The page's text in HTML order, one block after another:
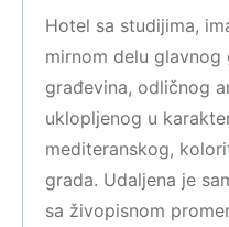
Hotel sa studijima,
mirnom delu glavnog
građevina, odličnog
uklopljenog u
mediteranskog,
grada. Udaljena je
sa živopisnom